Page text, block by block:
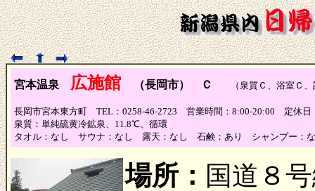
宮本温泉 広施館 （長岡市） Ｃ （泉質Ｃ、浴室Ｃ、
長岡市宮本東方町 TEL：0258-46-2723 営業時間：8:00-20:00 定休日
泉質：単純硫黄冷鉱泉、11.8℃、循環
タオル：なし サウナ：なし 露天：なし 石鹸：あり シャンプー：
場所： 国道８